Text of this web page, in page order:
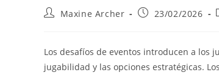
PostMaxine Archer
Post23/02/2026
Los desafíos de eventos introducen a los
jugabilidad y las opciones estratégicas.